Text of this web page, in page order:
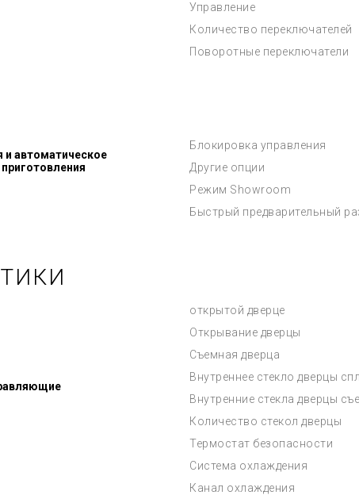
Управление
Количество переключателей
Поворотные переключатели
и автоматическое
Блокировка управления
Другие опции
Режим Showroom
Быстрый предварительный
открытой дверце
Открывание дверцы
Съемная дверца
Внутреннее стекло дверцы
Внутренние стекла дверцы
Количество стекол дверцы
Термостат безопасности
Система охлаждения
Канал охлаждения